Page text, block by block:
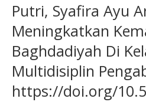
Putri, Syafira Ayu
Meningkatkan
Baghdadiyah Di
Multidisiplin
https://doi.org/